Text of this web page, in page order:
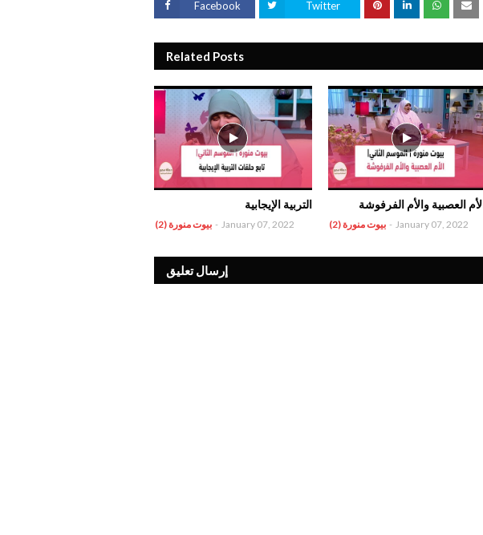
Facebook Twitter
Related Posts
التربية الإيجابية
بيوت منورة (2) - January 07, 2022
الأم العصبية والأم الفرفوشة
بيوت منورة (2) - January 07, 2022
إرسال تعليق